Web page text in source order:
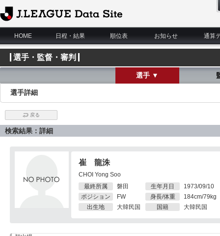
J.League Data Site
HOME
日程・結果 順位表 お知らせ 通算
選手・監督・審判
選手 ▼
選手詳細
戻る
検索結果：詳細
崔 龍洙
CHOI Yong Soo
最終所属
磐田
ポジション
FW
出生地
大韓民国
生年月日
1973/09/10
身長/体重
184cm/79kg
国籍
大韓民国